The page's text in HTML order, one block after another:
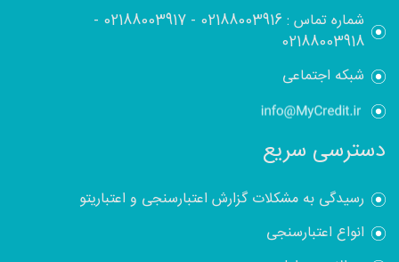
شماره تماس :02188003916
-
02188003917
-
02188003918
شبکه اجتماعی
دسترسی سریع
رسیدگی به مشکلات گزارش اعتبارسنجی و اعتباریتو
انواع اعتبارسنجی